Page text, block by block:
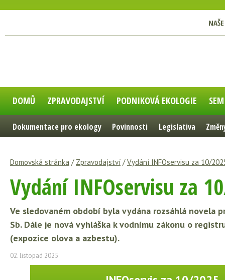
DOMŮ ZPRAVODAJSTVÍ PODNIKOVÁ EKOLOGIE
Dokumentace pro ekology Povinnosti Legislativa
Domovská stránka / Zpravodajství /Vydání INFOservisu za 10/
Vydání INFOservisu za
Ve sledovaném období byla vydána rozsáhlá novela
Sb. Dále je nová vyhláška k vodnímu zákonu o
(expozice olova a azbestu).
02. listopad 2025